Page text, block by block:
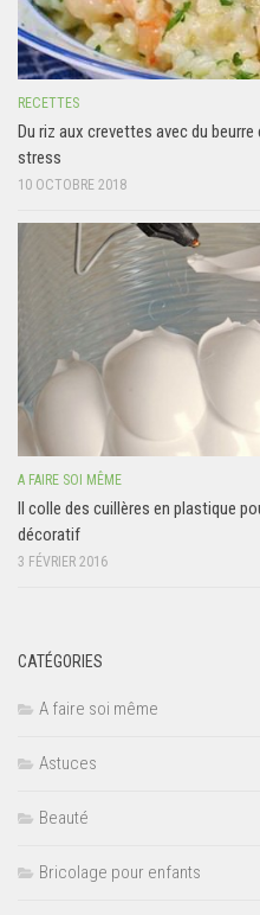
RECETTES
Du riz aux crevettes avec du
stress
10 OCTOBRE 2018
A FAIRE SOI MÊME
Il colle des cuillères en plastique
décoratif
3 FÉVRIER 2016
CATÉGORIES
A faire soi même
Astuces
Beauté
Bricolage pour enfants